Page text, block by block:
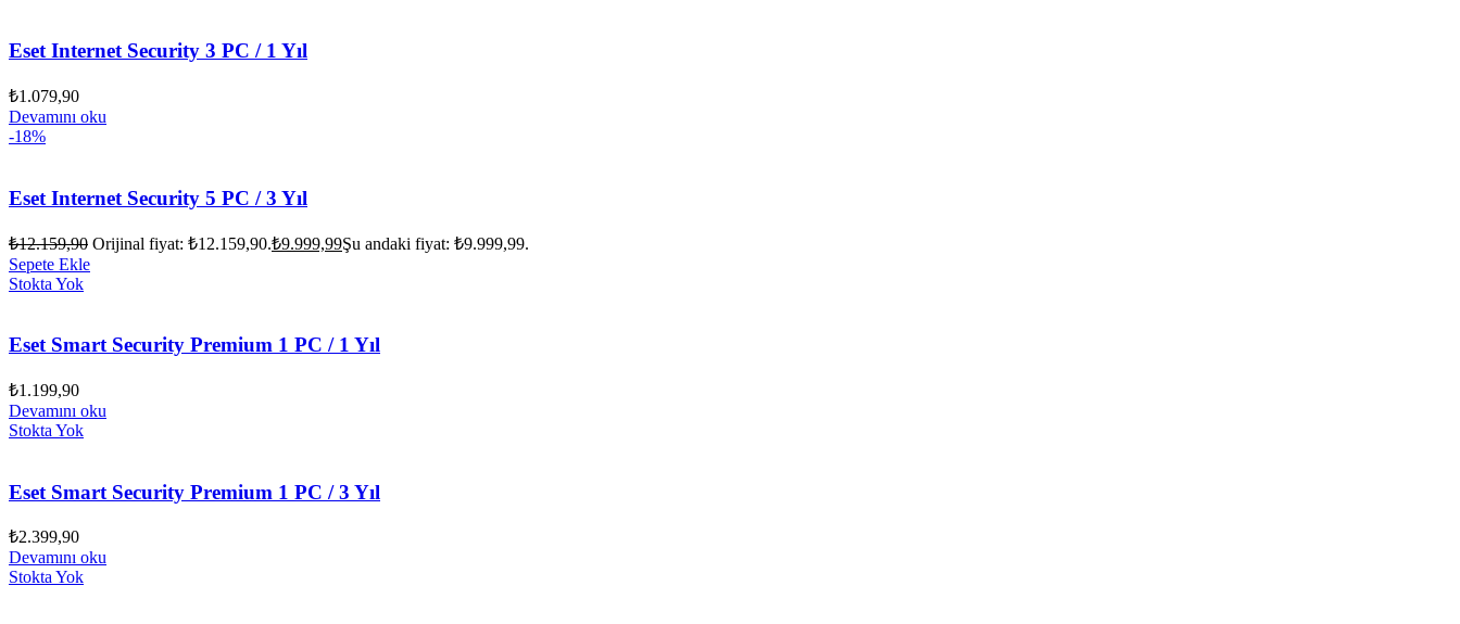
Eset Internet Security 3 PC / 1 Yıl
₺1.079,90
Devamını oku
-18%
Eset Internet Security 5 PC / 3 Yıl
₺12.159,90 Orijinal fiyat: ₺12.159,90.₺9.999,99Şu andaki fiyat: ₺9.999,99.
Sepete Ekle
Stokta Yok
Eset Smart Security Premium 1 PC / 1 Yıl
₺1.199,90
Devamını oku
Stokta Yok
Eset Smart Security Premium 1 PC / 3 Yıl
₺2.399,90
Devamını oku
Stokta Yok